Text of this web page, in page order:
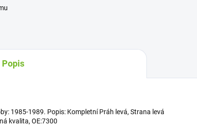
Popis
1985-1989. Popis: Kompletní Práh levá, Strana levá
kvalita, OE:7300